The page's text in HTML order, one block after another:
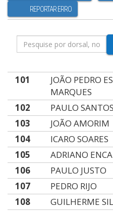
REPORTAR ERRO
101
JOÃO PEDRO
MARQUES
102
PAULO SANTOS
103
JOÃO AMORIM
104
ICARO SOARES
105
ADRIANO
106
PAULO JUSTO
107
PEDRO RIJO
108
GUILHERME